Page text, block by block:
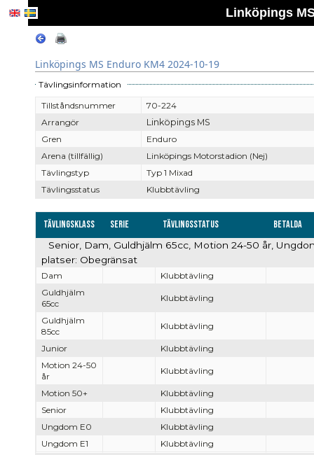
Linköpings
Linköpings MS Enduro KM4 2024-10-19
Tävlingsinformation
Tillståndsnummer
70-224
Arrangör
Linköpings MS
Gren
Enduro
Arena (tillfällig)
Linköpings Motorstadion (Nej)
Tävlingstyp
Typ 1 Mixad
Tävlingsstatus
Klubbtävling
Tävlingsklass Serie Tävlingsstatus Betalda
Senior, Dam, Guldhjälm 65cc, Motion 24-50 år,
platser: Obegränsat
Dam
Klubbtävling
Guldhjälm
65cc
Klubbtävling
Guldhjälm
85cc
Klubbtävling
Junior
Klubbtävling
Motion 24-50
år
Klubbtävling
Motion 50+
Klubbtävling
Senior
Klubbtävling
Ungdom E0
Klubbtävling
Ungdom E1
Klubbtävling